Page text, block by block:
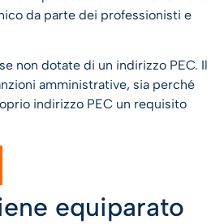
da parte dei professionisti e
non dotate di un indirizzo PEC. Il
amministrative, sia perché
indirizzo PEC un requisito
equiparato